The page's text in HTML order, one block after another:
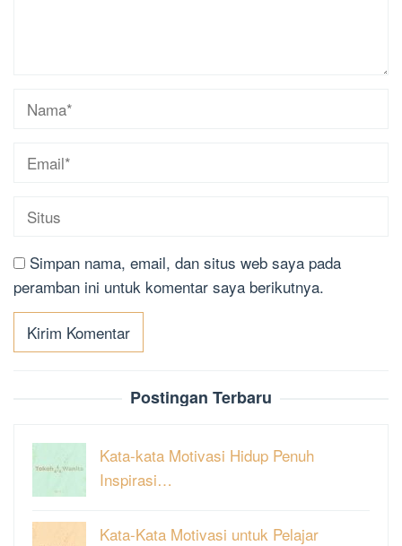
Simpan nama, email, dan situs web saya pada
peramban ini untuk komentar saya berikutnya.
Postingan Terbaru
Kata-kata Motivasi Hidup Penuh
Inspirasi…
Kata-Kata Motivasi untuk Pelajar